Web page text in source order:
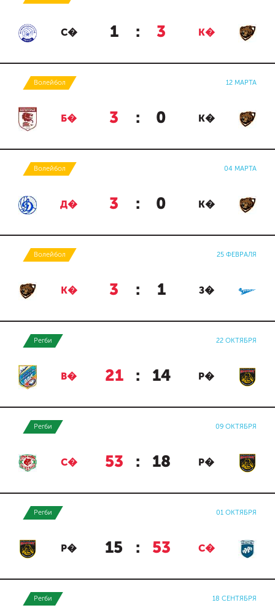
С� 1 : 3 К�
Волейбол 12 МАРТА
Б� 3 : 0 К�
Волейбол 04 МАРТА
Д� 3 : 0 К�
Волейбол 25 ФЕВРАЛЯ
К� 3 : 1 З�
Регби 22 ОКТЯБРЯ
В� 21 : 14 Р�
Регби 09 ОКТЯБРЯ
С� 53 : 18 Р�
Регби 01 ОКТЯБРЯ
Р� 15 : 53 С�
Регби 18 СЕНТЯБРЯ